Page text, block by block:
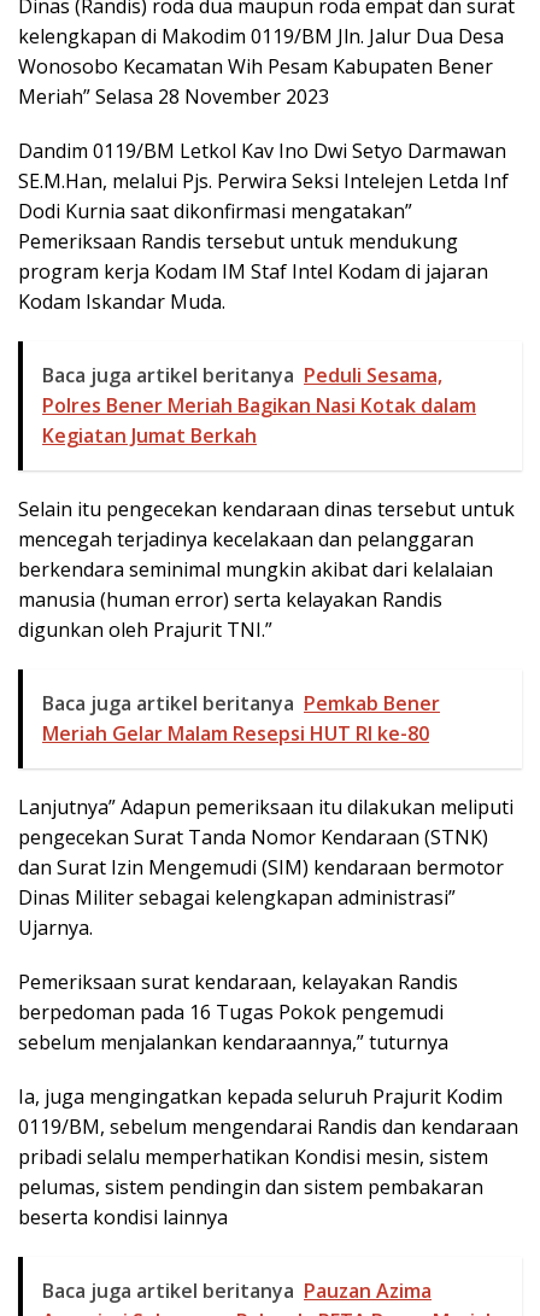
Dinas (Randis) roda dua maupun roda empat dan surat
kelengkapan di Makodim 0119/BM Jln. Jalur Dua Desa
Wonosobo Kecamatan Wih Pesam Kabupaten Bener
Meriah” Selasa 28 November 2023
Dandim 0119/BM Letkol Kav Ino Dwi Setyo Darmawan
SE.M.Han, melalui Pjs. Perwira Seksi Intelejen Letda Inf
Dodi Kurnia saat dikonfirmasi mengatakan”
Pemeriksaan Randis tersebut untuk mendukung
program kerja Kodam IM Staf Intel Kodam di jajaran
Kodam Iskandar Muda.
Baca juga artikel beritanya Peduli Sesama,
Polres Bener Meriah Bagikan Nasi Kotak dalam
Kegiatan Jumat Berkah
Selain itu pengecekan kendaraan dinas tersebut untuk
mencegah terjadinya kecelakaan dan pelanggaran
berkendara seminimal mungkin akibat dari kelalaian
manusia (human error) serta kelayakan Randis
digunkan oleh Prajurit TNI.”
Baca juga artikel beritanya Pemkab Bener
Meriah Gelar Malam Resepsi HUT RI ke-80
Lanjutnya” Adapun pemeriksaan itu dilakukan meliputi
pengecekan Surat Tanda Nomor Kendaraan (STNK)
dan Surat Izin Mengemudi (SIM) kendaraan bermotor
Dinas Militer sebagai kelengkapan administrasi”
Ujarnya.
Pemeriksaan surat kendaraan, kelayakan Randis
berpedoman pada 16 Tugas Pokok pengemudi
sebelum menjalankan kendaraannya,” tuturnya
Ia, juga mengingatkan kepada seluruh Prajurit Kodim
0119/BM, sebelum mengendarai Randis dan kendaraan
pribadi selalu memperhatikan Kondisi mesin, sistem
pelumas, sistem pendingin dan sistem pembakaran
beserta kondisi lainnya
Baca juga artikel beritanya Pauzan Azima